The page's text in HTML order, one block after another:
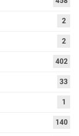
2
2
402
33
1
140